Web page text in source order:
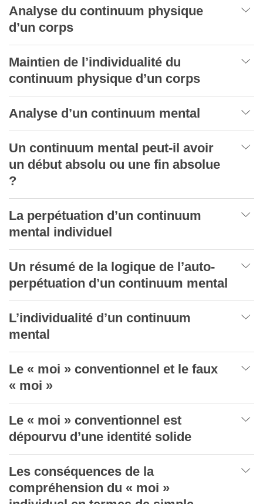
Analyse du continuum physique
d’un corps
Maintien de l’individualité du
continuum physique d’un corps
Analyse d’un continuum mental
Un continuum mental peut-il avoir
un début absolu ou une fin absolue
?
La perpétuation d’un continuum
mental individuel
Un résumé de la logique de l’auto-
perpétuation d’un continuum mental
L’individualité d’un continuum
mental
Le « moi » conventionnel et le faux
« moi »
Le « moi » conventionnel est
dépourvu d’une identité solide
Les conséquences de la
compréhension du « moi »